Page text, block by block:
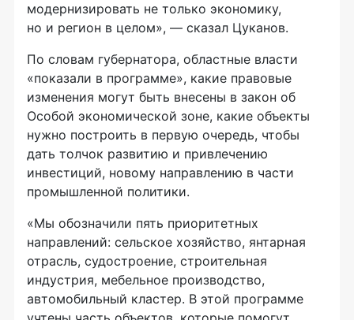
модернизировать не только экономику,
но и регион в целом», — сказал Цуканов.
По словам губернатора, областные власти
«показали в программе», какие правовые
изменения могут быть внесены в закон об
Особой экономической зоне, какие объекты
нужно построить в первую очередь, чтобы
дать толчок развитию и привлечению
инвестиций, новому направлению в части
промышленной политики.
«Мы обозначили пять приоритетных
направлений: сельское хозяйство, янтарная
отрасль, судостроение, строительная
индустрия, мебельное производство,
автомобильный кластер. В этой программе